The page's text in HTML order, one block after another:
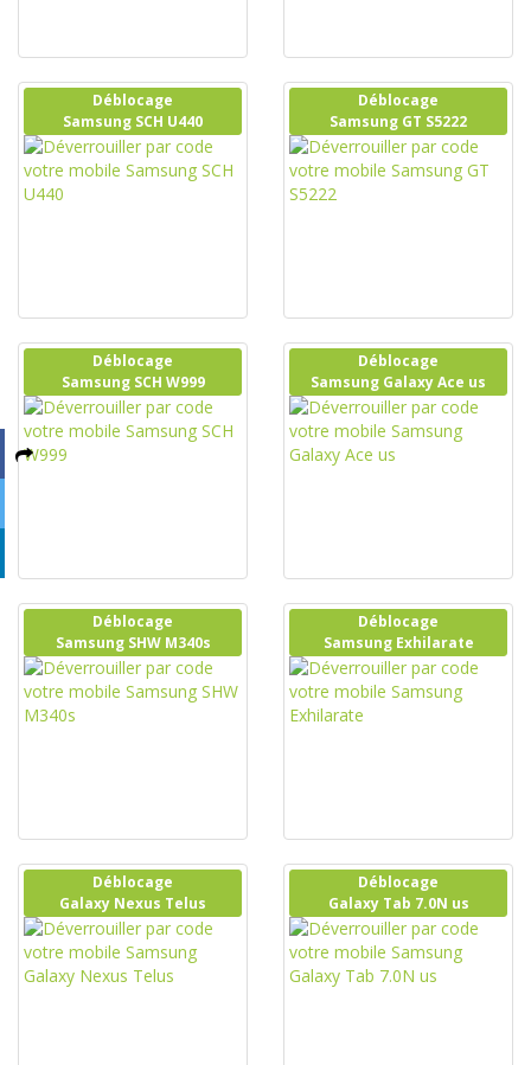
Déblocage
Samsung SCH U440
Déblocage
Samsung GT S5222
Déblocage
Samsung SCH W999
Déblocage
Samsung Galaxy Ace us
Déblocage
Samsung SHW M340s
Déblocage
Samsung Exhilarate
Déblocage
Galaxy Nexus Telus
Déblocage
Galaxy Tab 7.0N us